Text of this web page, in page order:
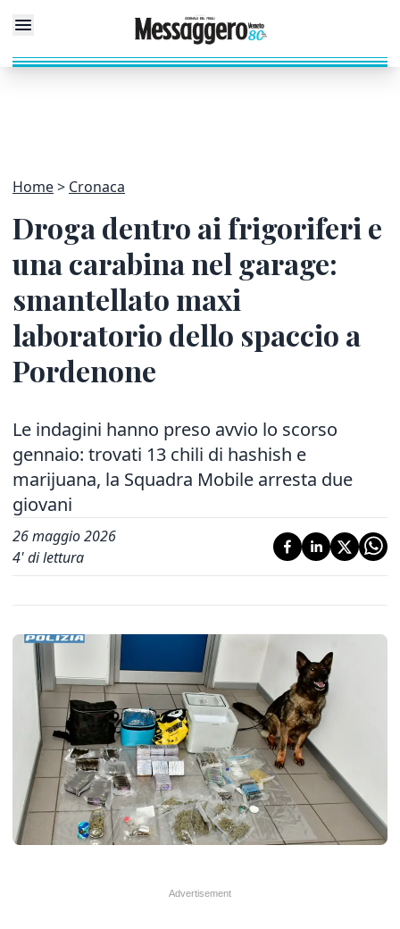
Home Cronaca
Droga dentro ai frigoriferi e
una carabina nel garage:
smantellato maxi
laboratorio dello spaccio a
Pordenone
Le indagini hanno preso avvio lo scorso
gennaio: trovati 13 chili di hashish e
marijuana, la Squadra Mobile arresta due
giovani
26 maggio 2026
4' di lettura